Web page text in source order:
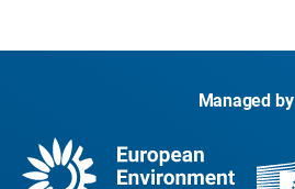
Managed by